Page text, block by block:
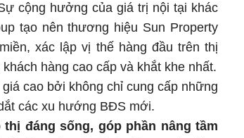
cộng hưởng của giá trị nội tại khác
tạo nên thương hiệu Sun Property
xác lập vị thế hàng đầu trên thị
hàng cao cấp và khắt khe nhất.
cao bởi không chỉ cung cấp những
các xu hướng BĐS mới.
đáng sống, góp phần nâng tầm